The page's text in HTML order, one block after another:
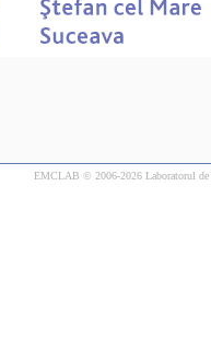
EMCLAB © 2006-2026 Laboratorul de